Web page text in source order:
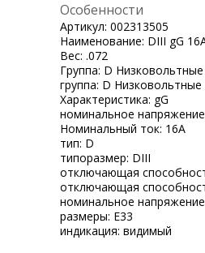
Особенности
Артикул: 002313505
Наименование: DIII gG
Вес: .072
Группа: D
группа: D Низковольтные
Характеристика: gG
номинальное
Номинальный ток: 16A
тип: D
типоразмер: DIII
отключающая
отключающая
номинальное
размеры: E33
индикация: видимый